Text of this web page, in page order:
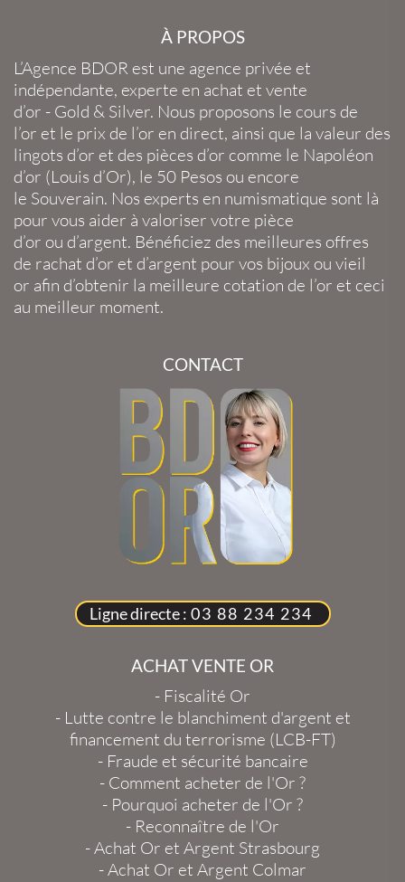
À PROPOS
L’Agence BDOR est une agence privée et
indépendante, experte en achat et vente
d’or - Gold & Silver. Nous proposons le cours de
l’or et le prix de l’or en direct, ainsi que la valeur des
lingots d’or et des pièces d’or comme le Napoléon
d’or (Louis d’Or), le 50 Pesos ou encore
le Souverain. Nos experts en numismatique sont là
pour vous aider à valoriser votre pièce
d’or ou d’argent. Bénéficiez des meilleures offres
de rachat d’or et d’argent pour vos bijoux ou vieil
or afin d’obtenir la meilleure cotation de l’or et ceci
au meilleur moment.
CONTACT
Ligne directe : 03 88 234 234
ACHAT VENTE OR
- Fiscalité Or
- Lutte contre le blanchiment d'argent et
financement du terrorisme (LCB-FT)
- Fraude et sécurité bancaire
- Comment acheter de l'Or ?
- Pourquoi acheter de l'Or ?
- Reconnaître de l'Or
-Achat Or et Argent Strasbourg
-Achat Or et Argent Colmar